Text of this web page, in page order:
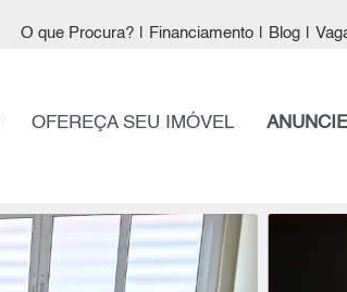
O que Procura? Financiamento Blog
OFEREÇA SEU IMÓVEL ANUNCIE